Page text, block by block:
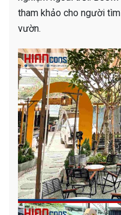
tham khảo cho người tìm
vườn.